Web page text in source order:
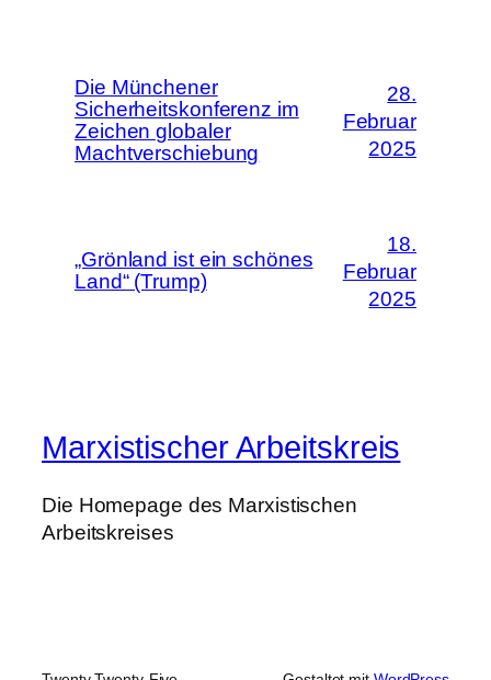
Die Münchener
Sicherheitskonferenz im
Zeichen globaler
Machtverschiebung
28.
Februar
2025
„Grönland ist ein schönes
Land“ (Trump)
18.
Februar
2025
Marxistischer Arbeitskreis
Die Homepage des Marxistischen
Arbeitskreises